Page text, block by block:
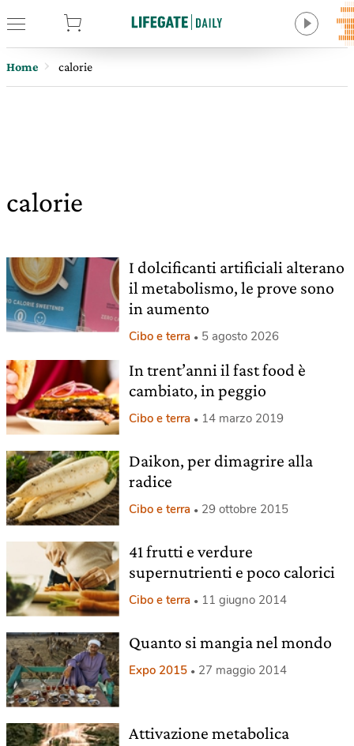
Home calorie
calorie
I dolcificanti artificiali alterano
il metabolismo, le prove sono
in aumento
Cibo e terra 5 agosto 2026
In trent’anni il fast food è
cambiato, in peggio
Cibo e terra 14 marzo 2019
Daikon, per dimagrire alla
radice
Cibo e terra 29 ottobre 2015
41 frutti e verdure
supernutrienti e poco calorici
Cibo e terra 11 giugno 2014
Quanto si mangia nel mondo
Expo 2015 27 maggio 2014
Attivazione metabolica